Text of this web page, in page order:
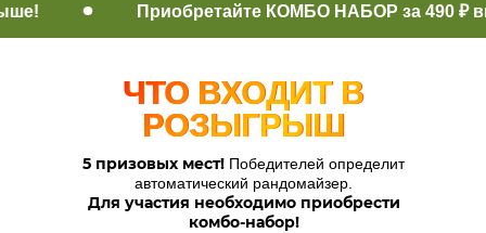
Приобретайте КОМБО НАБОР за 490 ₽
ЧТО ВХОДИТ В
РОЗЫГРЫШ
ЧТО ВХОДИТ В
РОЗЫГРЫШ
5 призовых мест! Победителей определит
автоматический рандомайзер.
Для участия необходимо приобрести
комбо-набор!